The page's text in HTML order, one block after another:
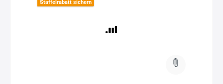
Staffelrabatt sichern